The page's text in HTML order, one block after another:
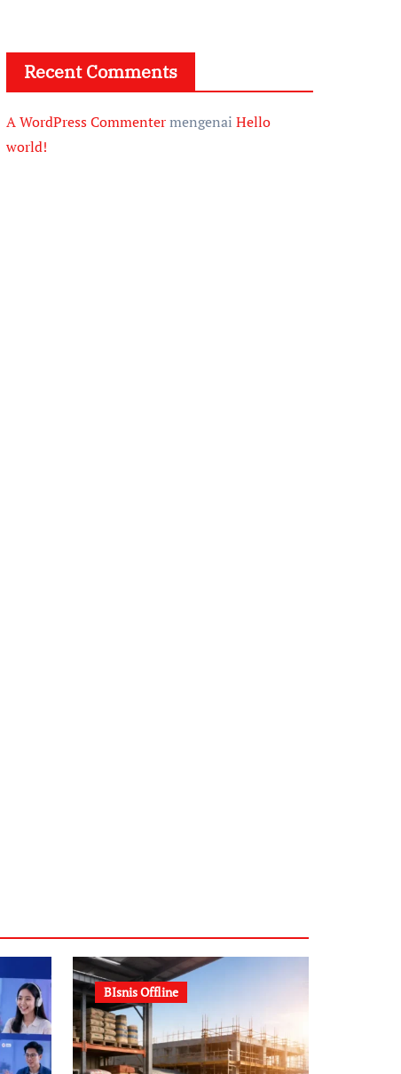
Recent Comments
A WordPress Commentermengenai Hello
world!
BIsnis Offline